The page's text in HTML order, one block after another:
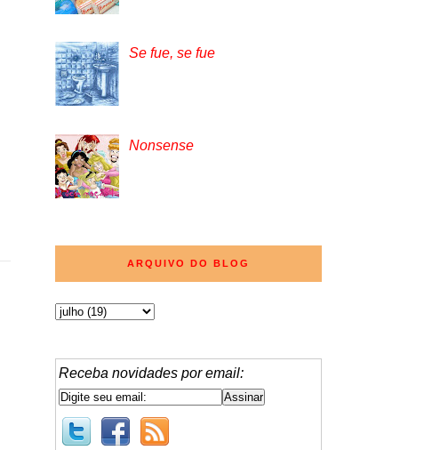
Se fue, se fue
Nonsense
ARQUIVO DO BLOG
Receba novidades por email: